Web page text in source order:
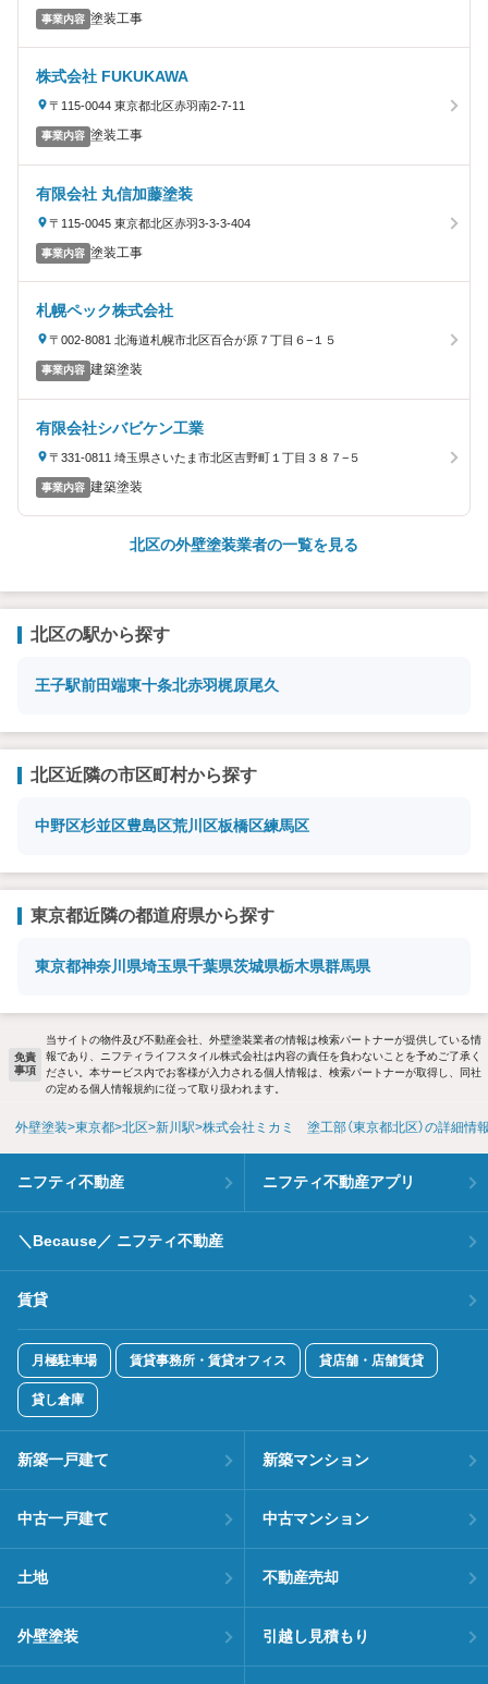
事業内容 塗装工事
株式会社 FUKUKAWA
〒115-0044 東京都北区赤羽南2-7-11
事業内容 塗装工事
有限会社 丸信加藤塗装
〒115-0045 東京都北区赤羽3-3-3-404
事業内容 塗装工事
札幌ペック株式会社
〒002-8081 北海道札幌市北区百合が原７丁目６−１５
事業内容 建築塗装
有限会社シバビケン工業
〒331-0811 埼玉県さいたま市北区吉野町１丁目３８７−５
事業内容 建築塗装
北区の外壁塗装業者の一覧を見る
北区の駅から探す
王子駅前田端東十条北赤羽梶原尾久
北区近隣の市区町村から探す
中野区杉並区豊島区荒川区板橋区練馬区
東京都近隣の都道府県から探す
東京都神奈川県埼玉県千葉県茨城県栃木県群馬県
免責
事項
当サイトの物件及び不動産会社、外壁塗装業者の情報は検索パートナーが提供している情
報であり、ニフティライフスタイル株式会社は内容の責任を負わないことを予めご了承く
ださい。本サービス内でお客様が入力される個人情報は、検索パートナーが取得し、同社
の定める個人情報規約に従って取り扱われます。
外壁塗装 東京都 北区 新川駅 株式会社ミカミ 塗工部（東京都北区）の詳細情
ニフティ不動産 ニフティ不動産アプリ
＼Because／ ニフティ不動産
賃貸
月極駐車場 賃貸事務所・賃貸オフィス 貸店舗・店舗賃貸
貸し倉庫
新築一戸建て 新築マンション
中古一戸建て 中古マンション
土地 不動産売却
外壁塗装 引越し見積もり